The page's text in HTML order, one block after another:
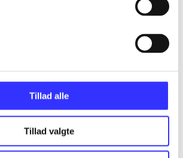
Tillad alle
Tillad valgte